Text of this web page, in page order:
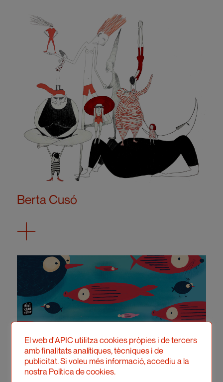
Berta Cusó
El web d'APIC utilitza cookies pròpies i de tercers
amb finalitats analítiques, tècniques i de
publicitat. Si voleu més informació, accediu a la
nostra Política de cookies.